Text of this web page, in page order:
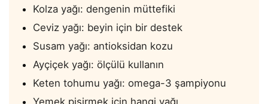
Kolza yağı: dengenin müttefiki
Ceviz yağı: beyin için bir destek
Susam yağı: antioksidan kozu
Ayçiçek yağı: ölçülü kullanın
Keten tohumu yağı: omega-3 şampiyonu
Yemek pişirmek için hangi yağı